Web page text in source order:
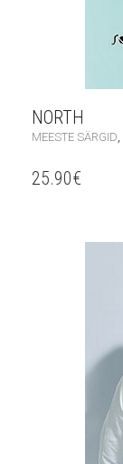
NORTH
MEESTE SÄRGID,
25.90€